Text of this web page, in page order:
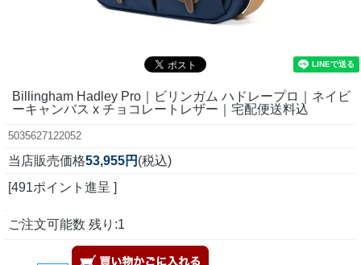
Billingham Hadley Pro｜ビリンガム ハドレープロ｜ネイビ
ーキャンバス x チョコレートレザー｜宅配便送料込
5035627122052
当店販売価格53,955円 (税込)
[491ポイント進呈 ]
ご注文可能数 残り:1